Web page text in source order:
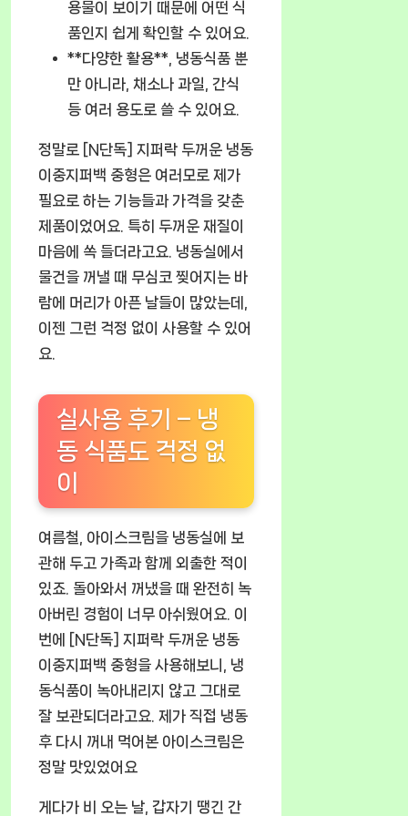
용물이 보이기 때문에 어떤 식
품인지 쉽게 확인할 수 있어요.
**다양한 활용**, 냉동식품 뿐
만 아니라, 채소나 과일, 간식
등 여러 용도로 쓸 수 있어요.
정말로 [N단독] 지퍼락 두꺼운 냉동
이중지퍼백 중형은 여러모로 제가
필요로 하는 기능들과 가격을 갖춘
제품이었어요. 특히 두꺼운 재질이
마음에 쏙 들더라고요. 냉동실에서
물건을 꺼낼 때 무심코 찢어지는 바
람에 머리가 아픈 날들이 많았는데,
이젠 그런 걱정 없이 사용할 수 있어
요.
실사용 후기 – 냉
동 식품도 걱정 없
이
여름철, 아이스크림을 냉동실에 보
관해 두고 가족과 함께 외출한 적이
있죠. 돌아와서 꺼냈을 때 완전히 녹
아버린 경험이 너무 아쉬웠어요. 이
번에 [N단독] 지퍼락 두꺼운 냉동
이중지퍼백 중형을 사용해보니, 냉
동식품이 녹아내리지 않고 그대로
잘 보관되더라고요. 제가 직접 냉동
후 다시 꺼내 먹어본 아이스크림은
정말 맛있었어요
게다가 비 오는 날, 갑자기 땡긴 간